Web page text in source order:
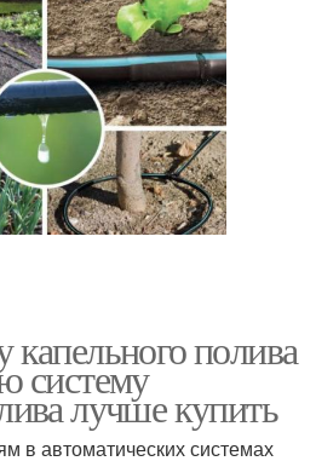
полива
систему
лучше купить
в автоматических системах